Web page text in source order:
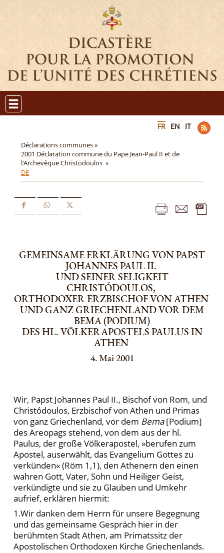
FR EN IT
Déclarations communes »
2001 Déclaration commune du Pape Jean-Paul II et de
l'Archevêque Christodoulos »
DE
GEMEINSAME ERKLÄRUNG VON PAPST
JOHANNES PAUL II.
UND SEINER SELIGKEIT
CHRISTÓDOULOS,
ORTHODOXER ERZBISCHOF VON ATHEN
UND GANZ GRIECHENLAND VOR DEM
BEMA (PODIUM)
DES HL. VÖLKERAPOSTELS PAULUS IN
ATHEN
4. Mai 2001
Wir, Papst Johannes Paul II., Bischof von Rom, und
Christódoulos, Erzbischof von Athen und Primas
von ganz Griechenland, vor dem Bema[Podium]
des Areopags stehend, von dem aus der hl.
Paulus, der große Völkerapostel, »berufen zum
Apostel, auserwählt, das Evangelium Gottes zu
verkünden« (Röm 1,1), den Athenern den einen
wahren Gott, Vater, Sohn und Heiliger Geist,
verkündigte und sie zu Glauben und Umkehr
aufrief, erklären hiermit:
1.Wir danken dem Herrn für unsere Begegnung
und das gemeinsame Gespräch hier in der
berühmten Stadt Athen, am Primatssitz der
Apostolischen Orthodoxen Kirche Griechenlands.